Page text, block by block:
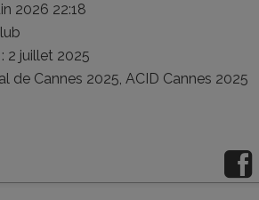
2026 22:18
: 2 juillet 2025
de Cannes 2025, ACID Cannes 2025